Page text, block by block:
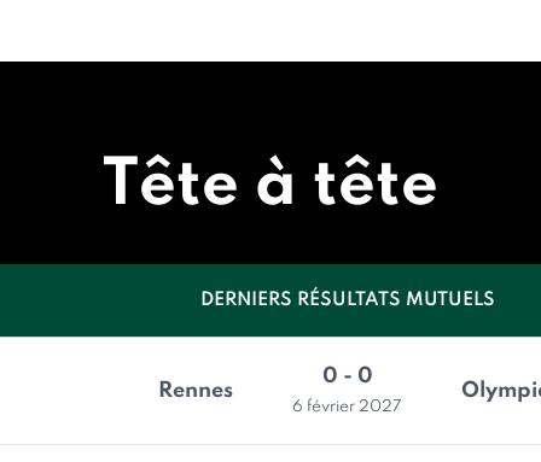
Tête à tête
DERNIERS RÉSULTATS MUTUELS
Rennes
0 - 0
6 février 2027